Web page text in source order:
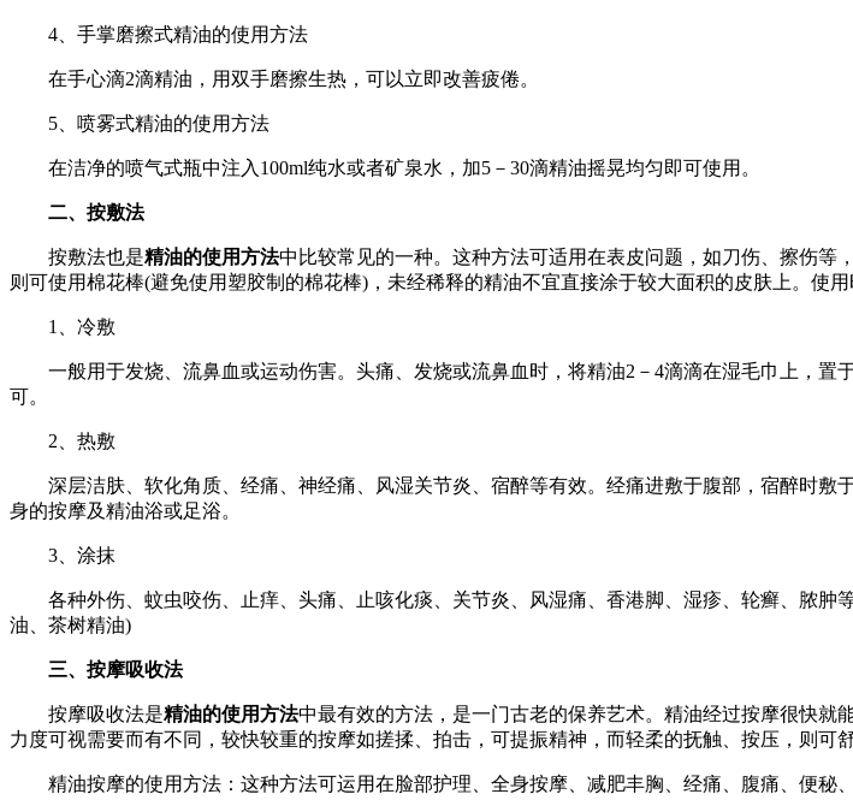
4、手掌磨擦式精油的使用方法
在手心滴2滴精油，用双手磨擦生热，可以立即改善疲倦。
5、喷雾式精油的使用方法
在洁净的喷气式瓶中注入100ml纯水或者矿泉水，加5－30滴精油摇晃均匀即可使用。
二、按敷法
按敷法也是精油的使用方法中比较常见的一种。这种方法可适用在表皮问题，如刀伤、擦伤
则可使用棉花棒(避免使用塑胶制的棉花棒)，未经稀释的精油不宜直接涂于较大面积的皮肤上。使
1、冷敷
一般用于发烧、流鼻血或运动伤害。头痛、发烧或流鼻血时，将精油2－4滴滴在湿毛巾上，置
可。
2、热敷
深层洁肤、软化角质、经痛、神经痛、风湿关节炎、宿醉等有效。经痛进敷于腹部，宿醉时敷
身的按摩及精油浴或足浴。
3、涂抹
各种外伤、蚊虫咬伤、止痒、头痛、止咳化痰、关节炎、风湿痛、香港脚、湿疹、轮癣、脓肿
油、茶树精油)
三、按摩吸收法
按摩吸收法是精油的使用方法中最有效的方法，是一门古老的保养艺术。精油经过按摩很快就
力度可视需要而有不同，较快较重的按摩如搓揉、拍击，可提振精神，而轻柔的抚触、按压，则可
精油按摩的使用方法：这种方法可运用在脸部护理、全身按摩、减肥丰胸、经痛、腹痛、便秘